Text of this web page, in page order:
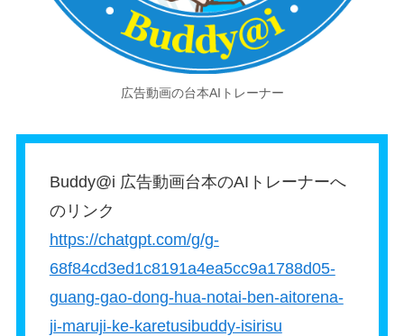
広告動画の台本AIトレーナー
Buddy@i 広告動画台本のAIトレーナーへ
のリンク
https://chatgpt.com/g/g-
68f84cd3ed1c8191a4ea5cc9a1788d05-
guang-gao-dong-hua-notai-ben-aitorena-
ji-maruji-ke-karetusibuddy-isirisu